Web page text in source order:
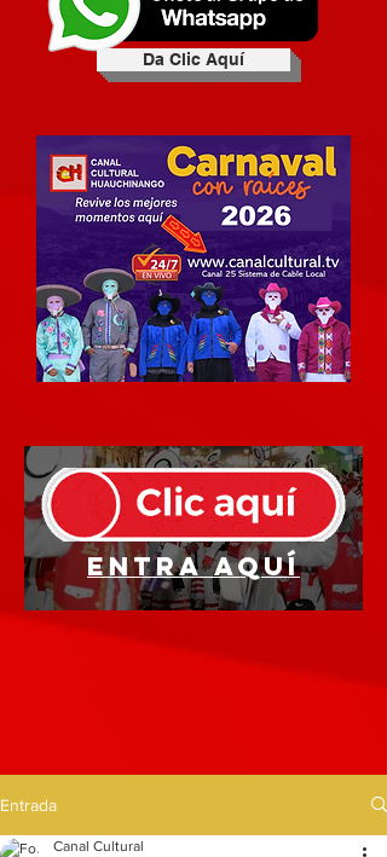
Da Clic Aquí
Entra aquí
Entrada
Canal Cultural